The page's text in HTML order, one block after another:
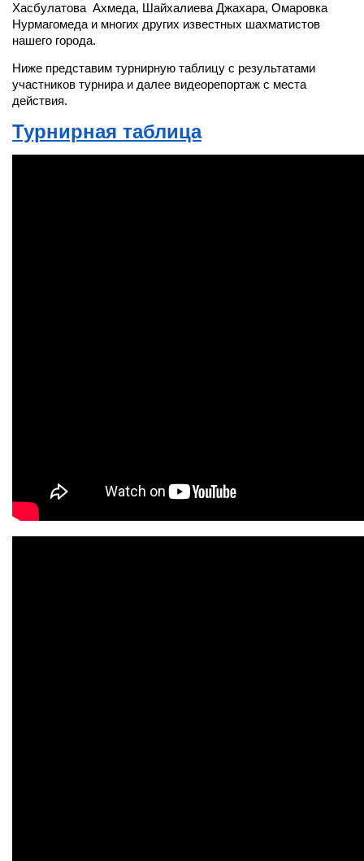
Хасбулатова Ахмеда, Шайхалиева Джахара, Омаровка
Нурмагомеда и многих других известных шахматистов
нашего города.
Ниже представим турнирную таблицу с результатами
участников турнира и далее видеорепортаж с места
действия.
Турнирная таблица